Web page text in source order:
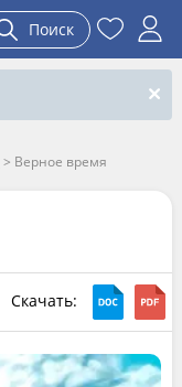
Поиск
> Верное время
Скачать: